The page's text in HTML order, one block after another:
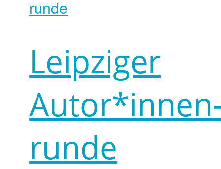
Leipziger
runde